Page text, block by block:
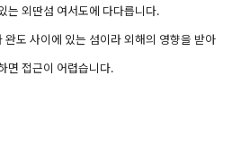
는 외딴섬 여서도에 다다릅니다.
완도 사이에 있는 섬이라 외해의 영향을 받아
면 접근이 어렵습니다.